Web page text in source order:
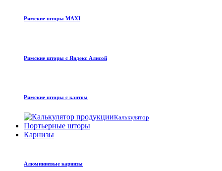
Римские шторы MAXI
Римские шторы с Яндекс Алисой
Римские шторы с кантом
Калькулятор
Портьерные шторы
Карнизы
Алюминиевые карнизы